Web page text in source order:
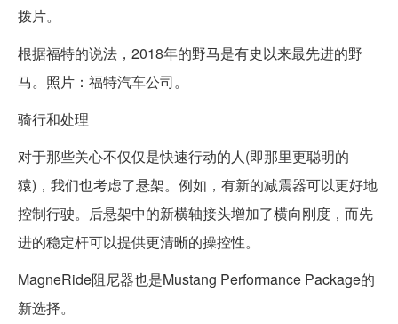
拨片。
根据福特的说法，2018年的野马是有史以来最先进的野
马。照片：福特汽车公司。
骑行和处理
对于那些关心不仅仅是快速行动的人(即那里更聪明的
猿)，我们也考虑了悬架。例如，有新的减震器可以更好地
控制行驶。后悬架中的新横轴接头增加了横向刚度，而先
进的稳定杆可以提供更清晰的操控性。
MagneRide阻尼器也是Mustang Performance Package的
新选择。